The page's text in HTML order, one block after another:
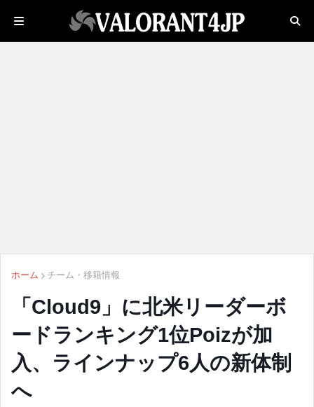
ホーム チーム・移籍情報
「Cloud9」に北米リーダーボ
ードランキング1位Poizが加
入、ラインナップ6人の新体制
へ